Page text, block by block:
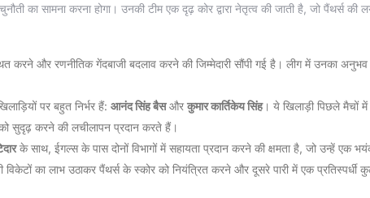
का सामना करना होगा। उनकी टीम एक दृढ़ कोर द्वारा नेतृत्व की जाती है, जो पैंथर्स की
करने और रणनीतिक गेंदबाजी बदलाव करने की जिम्मेदारी सौंपी गई है। लीग में उनका अनुभव
पर बहुत निर्भर हैं: आनंद सिंह बैसऔर कुमार कार्तिकेय सिंह। ये खिलाड़ी पिछले मैचों
सुदृढ़ करने की लचीलापन प्रदान करते हैं।
के साथ, ईगल्स के पास दोनों विभागों में सहायता प्रदान करने की क्षमता है, जो उन्हें एक भयंकर
का लाभ उठाकर पैंथर्स के स्कोर को नियंत्रित करने और दूसरे पारी में एक प्रतिस्पर्धी